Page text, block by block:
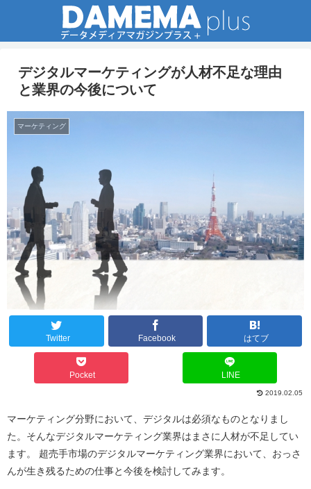
デジタルマーケティングが人材不足な理由
と業界の今後について
マーケティング
Twitter Facebook はてブ
Pocket LINE
2019.02.05
マーケティング分野において、デジタルは必須なものとなりまし
た。そんなデジタルマーケティング業界はまさに人材が不足してい
ます。 超売手市場のデジタルマーケティング業界において、おっさ
んが生き残るための仕事と今後を検討してみます。